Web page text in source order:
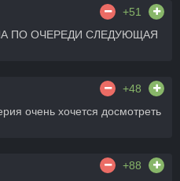
+51
ПО ОЧЕРЕДИ СЛЕДУЮЩАЯ
+48
очень хочется досмотреть
+88